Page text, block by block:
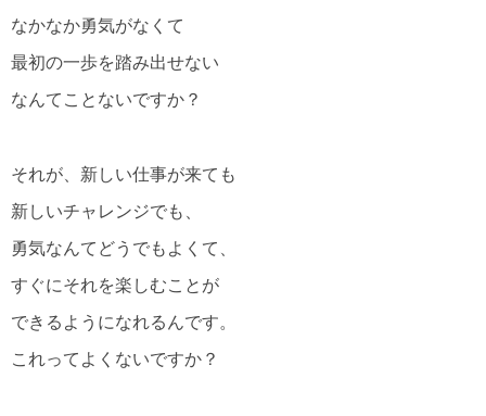
なかなか勇気がなくて
最初の一歩を踏み出せない
なんてことないですか？
それが、新しい仕事が来ても
新しいチャレンジでも、
勇気なんてどうでもよくて、
すぐにそれを楽しむことが
できるようになれるんです。
これってよくないですか？